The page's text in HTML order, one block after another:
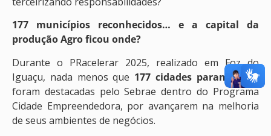
177 municípios reconhecidos… e a capital da
produção Agro ficou onde?
Durante o PRacelerar 2025, realizado em Foz do
Iguaçu, nada menos que 177 cidades paranaenses
foram destacadas pelo Sebrae dentro do Programa
Cidade Empreendedora, por avançarem na melhoria
de seus ambientes de negócios.